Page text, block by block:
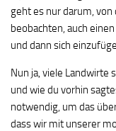
geht es nur darum,
beobachten, auch
und dann sich
Nun ja, viele Landwirte
und wie du vorhin
notwendig, um das
dass wir mit unserer